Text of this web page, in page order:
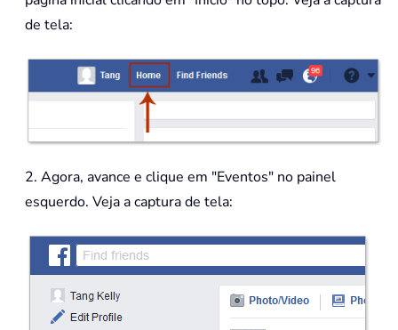
de tela:
2. Agora, avance e clique em "Eventos" no painel
esquerdo. Veja a captura de tela: